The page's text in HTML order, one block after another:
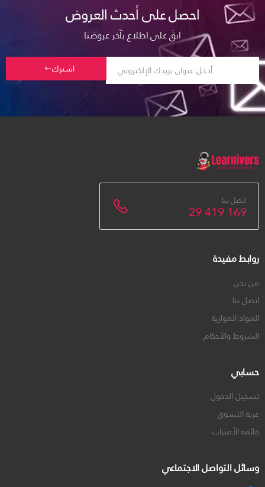
احصل على أحدث العروض
ابقَ على اطلاع بآخر عروضنا
اشترك
اتصل بنا
29 419 169
روابط مفيدة
من نحن
اتصل بنا
المواد الموازية
الشروط والأحكام
حسابي
تسجيل الدخول
عربة التسوق
قائمة الأمنيات
وسائل التواصل الاجتماعي